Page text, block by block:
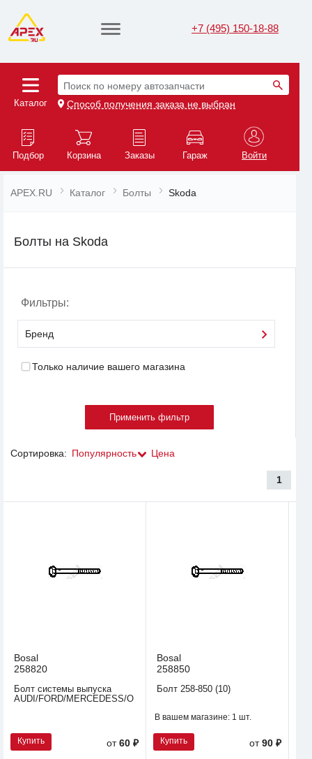
+7 (495) 150-18-88
Каталог
Поиск по номеру автозапчасти
Способ получения заказа не выбран
Подбор Корзина Заказы Гараж Войти
APEX.RU Каталог Болты Skoda
Болты на Skoda
Фильтры:
Бренд
Только наличие вашего магазина
Сортировка: Популярность Цена
1
Bosal
258820
Болт системы выпуска
AUDI/FORD/MERCEDESS/OPEL/NISSAN/SKODA/VW
Купить от60 ₽
Bosal
258850
Болт 258-850 (10)
В вашем магазине: 1 шт.
Купить от90 ₽